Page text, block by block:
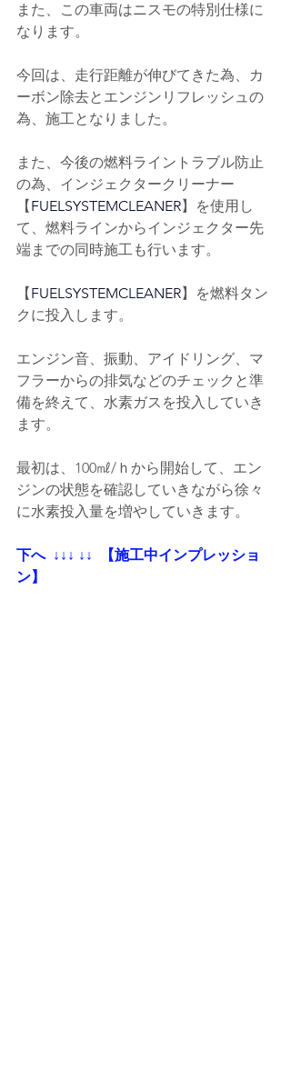
また、この車両はニスモの特別仕様に
なります。
今回は、走行距離が伸びてきた為、カ
ーボン除去とエンジンリフレッシュの
為、施工となりました。
また、今後の燃料ライントラブル防止
の為、インジェクタークリーナー
【FUELSYSTEMCLEANER】を使用し
て、燃料ラインからインジェクター先
端までの同時施工も行います。
【FUELSYSTEMCLEANER】を燃料タン
クに投入します。
エンジン音、振動、アイドリング、マ
フラーからの排気などのチェックと準
備を終えて、水素ガスを投入していき
ます。
最初は、100㎖/ｈから開始して、エン
ジンの状態を確認していきながら徐々
に水素投入量を増やしていきます。
下へ  ↓↓↓ ↓↓  【施工中インプレッショ
ン】